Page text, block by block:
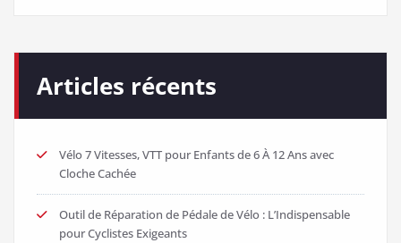
Articles récents
Vélo 7 Vitesses, VTT pour Enfants de 6 À 12 Ans avec
Cloche Cachée
Outil de Réparation de Pédale de Vélo : L’Indispensable
pour Cyclistes Exigeants